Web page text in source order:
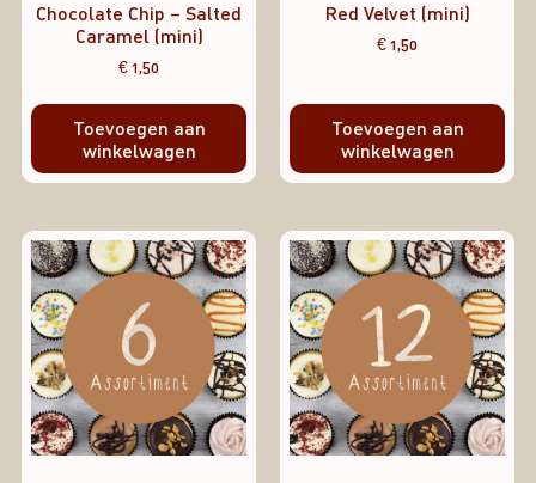
Chocolate Chip – Salted
Caramel (mini)
€1,50
Toevoegen aan
winkelwagen
Red Velvet (mini)
€1,50
Toevoegen aan
winkelwagen